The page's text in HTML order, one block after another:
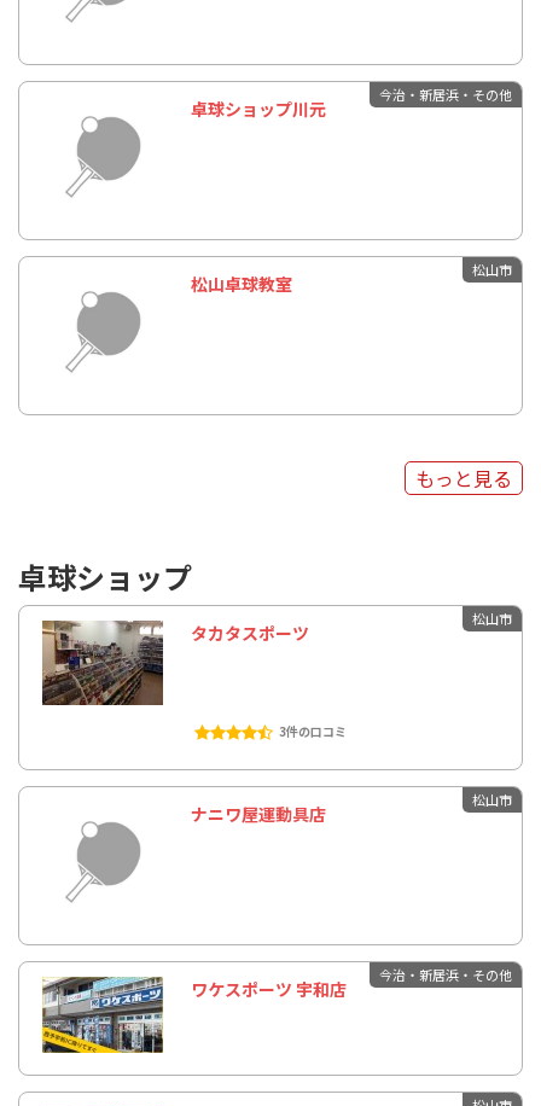
今治・新居浜・その他
卓球ショップ川元
松山市
松山卓球教室
もっと見る
卓球ショップ
松山市
タカタスポーツ
3件の口コミ
松山市
ナニワ屋運動具店
今治・新居浜・その他
ワケスポーツ 宇和店